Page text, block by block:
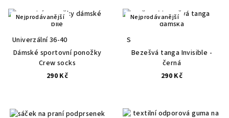
Nejprodávanější
Univerzální 36-40
Dámské sportovní ponožky
Crew socks
290 Kč
Nejprodávanější
S
Bezešvá tanga Invisible -
černá
290 Kč